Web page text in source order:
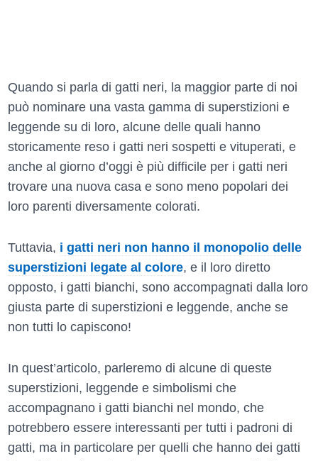
Quando si parla di gatti neri, la maggior parte di noi
può nominare una vasta gamma di superstizioni e
leggende su di loro, alcune delle quali hanno
storicamente reso i gatti neri sospetti e vituperati, e
anche al giorno d’oggi è più difficile per i gatti neri
trovare una nuova casa e sono meno popolari dei
loro parenti diversamente colorati.
Tuttavia, i gatti neri non hanno il monopolio delle
superstizioni legate al colore, e il loro diretto
opposto, i gatti bianchi, sono accompagnati dalla loro
giusta parte di superstizioni e leggende, anche se
non tutti lo capiscono!
In quest’articolo, parleremo di alcune di queste
superstizioni, leggende e simbolismi che
accompagnano i gatti bianchi nel mondo, che
potrebbero essere interessanti per tutti i padroni di
gatti, ma in particolare per quelli che hanno dei gatti